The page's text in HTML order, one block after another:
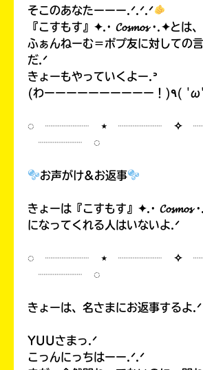
そこのあなたーーー.ᐟ.ᐟ.ᐟ
『こすもす』✦.· 𝓒𝓸𝓼𝓶𝓸𝓼 ·.✦とは、
ふぁんねーむ＝ポプ友に対しての
だ.ᐟ
きょーもやっていくよー.ᐣ
◌ ┈┈┈┈ ⋆ ┈┈┈┈ ✧
┈┈┈┈ ◌
お声がけ&お返事
きょーは『こすもす』✦.· 𝓒𝓸𝓼𝓶𝓸𝓼
になってくれる人はいないよ.ᐟ
◌ ┈┈┈┈ ⋆ ┈┈┈┈ ✧
┈┈┈┈ ◌
きょーは、名さまにお返事するよ.ᐟ
YUUさまっ.ᐟ
こっんにっちはーー.ᐟ.ᐟ